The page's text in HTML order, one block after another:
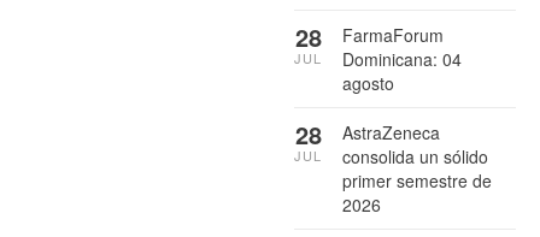
FarmaForum
Dominicana: 04
agosto
28
JUL
AstraZeneca
consolida un sólido
primer semestre de
2026
28
JUL